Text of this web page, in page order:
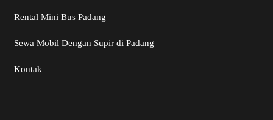
Rental Mini Bus Padang
Sewa Mobil Dengan Supir di Padang
Kontak